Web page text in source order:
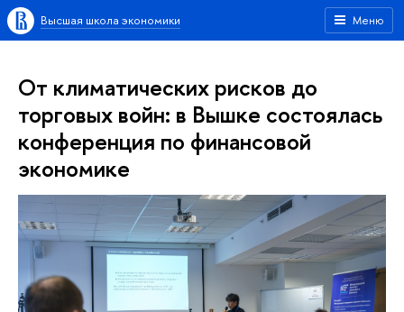
Меню
Высшая школа экономики
От климатических рисков до
торговых войн: в Вышке состоялась
конференция по финансовой
экономике